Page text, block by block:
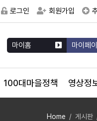
로그인 회원가입
마이홈 마이페
100대마을정책 영상정
Home 게시판